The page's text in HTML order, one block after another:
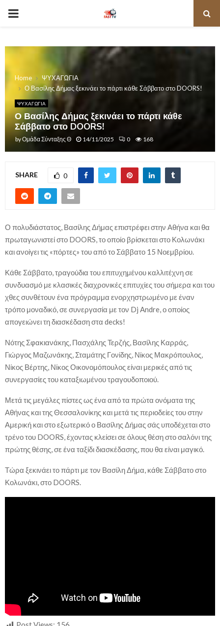
PRIMARY
Home
ΨΥΧΑΓΩΓΙΑ
Ο Βασίλης Δήμας ξεκινάει το πάρτι κάθε Σάββατο στο DOORS!
ΨΥΧΑΓΩΓΙΑ
Ο Βασίλης Δήμας ξεκινάει το πάρτι κάθε
Σάββατο στο DOORS!
byΟμάδα Σύνταξης Θ 14/11/2025 0 168
SHARE 0
Ο πολυδιάστατος, Βασίλης Δήμας επιστρέφει στην Αθήνα και θα
πρωταγωνιστεί στο DOORS, το οποίο βρίσκεται στο Κολωνάκι
και ανοίγει τις «πόρτες» του από το Σάββατο 15 Νοεμβρίου.
Κάθε Σάββατο, τραγούδια του επιτυχημένου καλλιτέχνη σε
συνδυασμό με κλασικές διαχρονικές επιτυχίες του σήμερα και του
χθες συνθέτουν ένα πρόγραμμα ενορχηστρωμένο με έναν
τρόπο μοναδικό, σε συνεργασία με τον Dj Andre, ο οποίος
απογειώνει τη διασκέδαση στα decks!
Νότης Σφακιανάκης, Πασχάλης Τερζής, Βασίλης Καρράς,
Γιώργος Μαζωνάκης, Σταμάτης Γονίδης, Νίκος Μακρόπουλος,
Νίκος Βέρτης, Νίκος Οικονομόπουλος είναι μερικές από τις
συνεργασίες του καταξιωμένου τραγουδοποιού.
Μετά τις μεγάλες πίστες ως ένα από τα πρώτα ονόματα της
Αθήνας και της Θεσσαλονίκης και μετά τις περιοδείες του στην
Αμερική και στο εξωτερικό ο Βασίλης Δήμας σάς υποδέχεται στο
τρένο του DOORS, έχοντας κλείσει σε όλους θέση στο σαλόνι της
πρώτης θέσης, σε ένα ταξίδι διασκέδασης, που θα είναι μαγικό.
Τώρα ξεκινάει το πάρτι με τον Βασίλη Δήμα, κάθε Σάββατο στο
Κολωνάκι, στο DOORS.